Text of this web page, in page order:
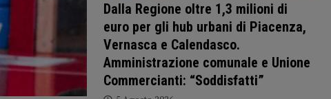
Dalla Regione oltre 1,3 milioni di
euro per gli hub urbani di Piacenza,
Vernasca e Calendasco.
Amministrazione comunale e Unione
Commercianti: “Soddisfatti”